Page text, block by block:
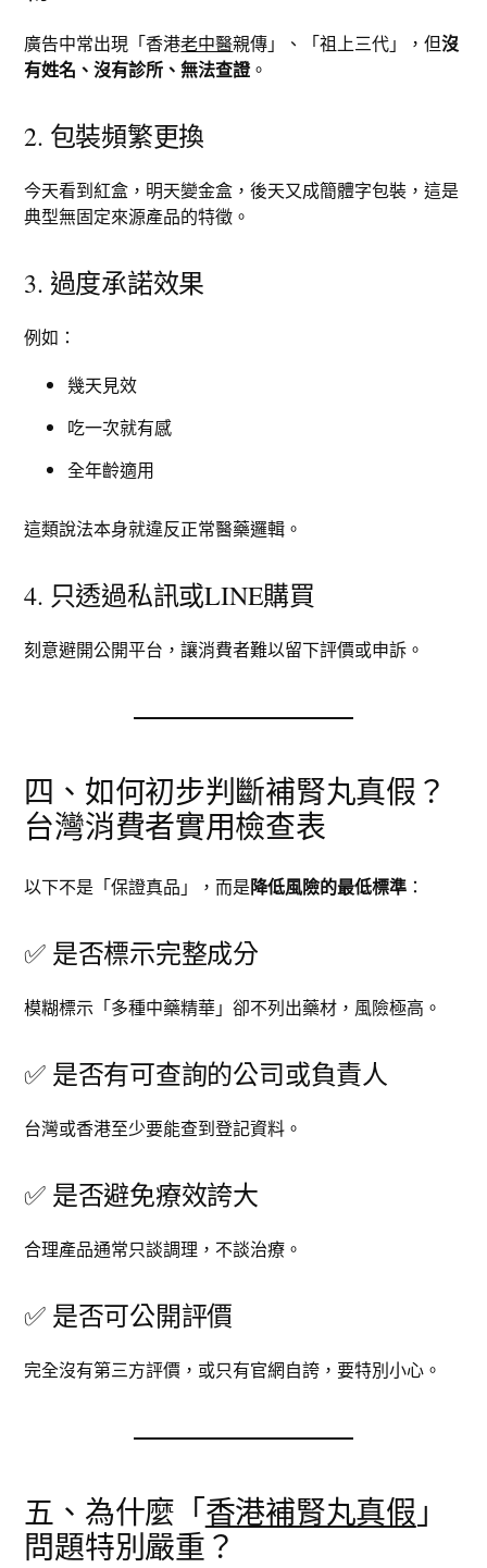
廣告中常出現「香港老中醫親傳」、「祖上三代」，但沒
有姓名、沒有診所、無法查證 。
2. 包裝頻繁更換
今天看到紅盒，明天變金盒，後天又成簡體字包裝，這是
典型無固定來源產品的特徵。
3. 過度承諾效果
例如：
幾天見效
吃一次就有感
全年齡適用
這類說法本身就違反正常醫藥邏輯。
4. 只透過私訊或LINE購買
刻意避開公開平台，讓消費者難以留下評價或申訴。
四、如何初步判斷補腎丸真假？
台灣消費者實用檢查表
以下不是「保證真品」，而是降低風險的最低標準 ：
✅ 是否標示完整成分
模糊標示「多種中藥精華」卻不列出藥材，風險極高。
✅ 是否有可查詢的公司或負責人
台灣或香港至少要能查到登記資料。
✅ 是否避免療效誇大
合理產品通常只談調理，不談治療。
✅ 是否可公開評價
完全沒有第三方評價，或只有官網自誇，要特別小心。
五、為什麼「香港補腎丸真假 」
問題特別嚴重？